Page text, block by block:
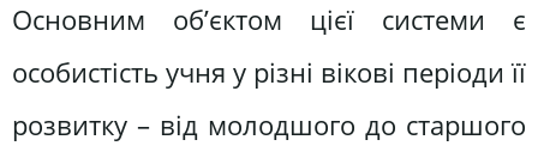
Основним об’єктом цієї системи є
особистість учня у різні вікові періоди її
розвитку – від молодшого до старшого